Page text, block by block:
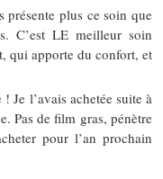
présente plus ce soin que
C’est LE meilleur soin
qui apporte du confort, et
Je l’avais achetée suite à
Pas de film gras, pénètre
pour l’an prochain